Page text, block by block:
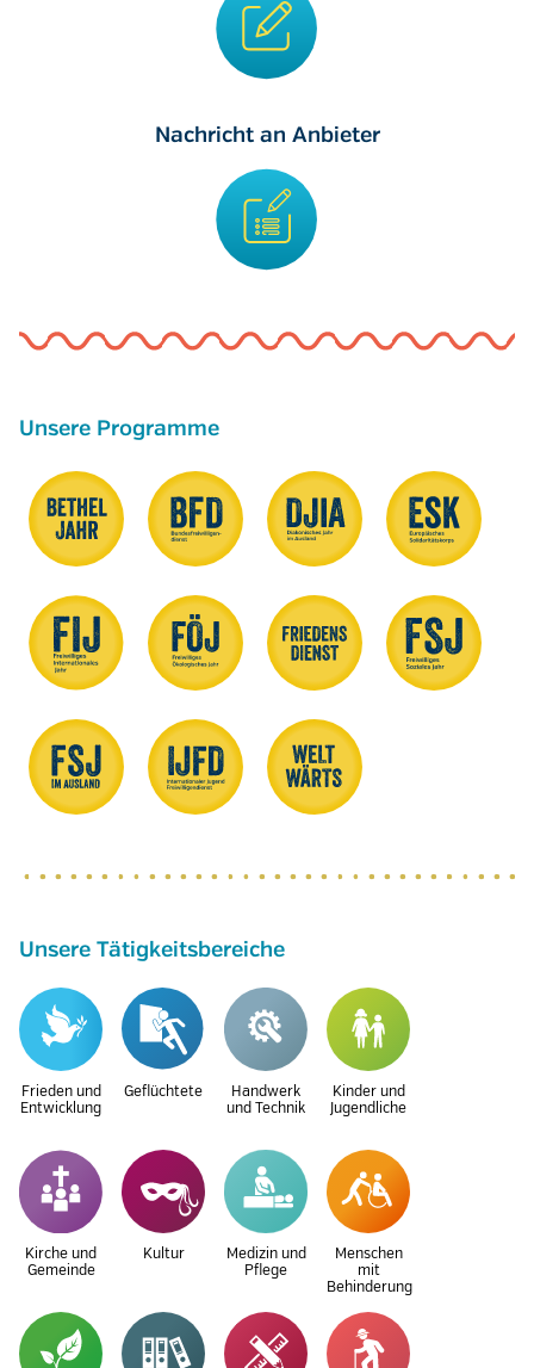
Nachricht an Anbieter
Unsere Programme
Unsere Tätigkeitsbereiche
Frieden und
Entwicklung
Geflüchtete
Handwerk
und Technik
Kinder und
Jugendliche
Kirche und
Gemeinde
Kultur
Medizin und
Pflege
Menschen
mit
Behinderung